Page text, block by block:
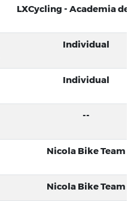
LXCycling - Academia de
Individual
Individual
--
Nicola Bike Team
Nicola Bike Team